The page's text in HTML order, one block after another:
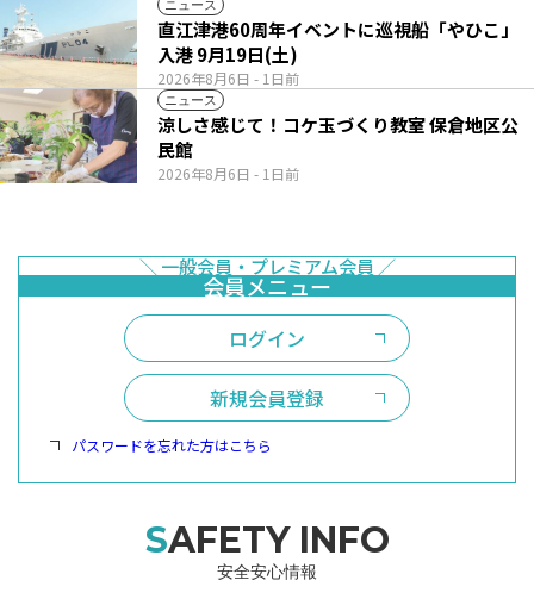
ニュース
2026年8月6日 - 1日前
直江津港60周年イベントに巡視船「やひこ」
入港 9月19日(土)
ニュース
2026年8月6日 - 1日前
涼しさ感じて！コケ玉づくり教室 保倉地区公
民館
ログイン
新規会員登録
パスワードを忘れた方はこちら
SAFETY INFO
安全安心情報